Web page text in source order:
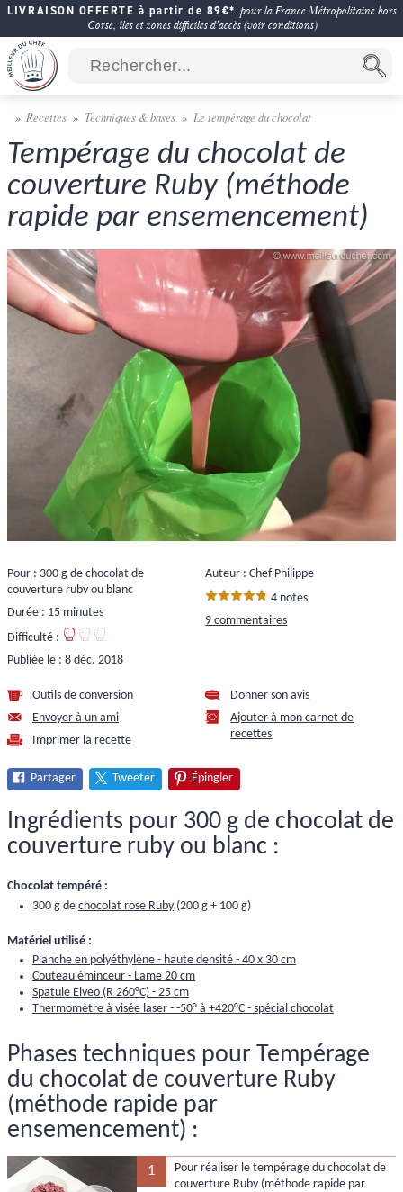
LIVRAISON OFFERTE à partir de 89€* pour la France Métropolitaine hors
Corse, îles et zones difficiles d'accès (voir conditions)
Recettes Techniques & bases Le tempérage du chocolat
Tempérage du chocolat de
couverture Ruby (méthode
rapide par ensemencement)
Pour : 300 g de chocolat de
couverture ruby ou blanc
Durée : 15 minutes
Difficulté :
Publiée le : 8 déc. 2018
Auteur : Chef Philippe
4 notes
9 commentaires
Outils de conversion
Envoyer à un ami
Imprimer la recette
Donner son avis
Ajouter à mon carnet de
recettes
Partager Tweeter Épingler
Ingrédients pour 300 g de chocolat de
couverture ruby ou blanc :
Chocolat tempéré :
300 g de chocolat rose Ruby (200 g + 100 g)
Matériel utilisé :
Planche en polyéthylène - haute densité - 40 x 30 cm
Couteau éminceur - Lame 20 cm
Spatule Elveo (R 260°C) - 25 cm
Thermomètre à visée laser - -50° à +420°C - spécial chocolat
Phases techniques pour Tempérage
du chocolat de couverture Ruby
(méthode rapide par
ensemencement) :
1
Pour réaliser le tempérage du chocolat de
couverture Ruby (méthode rapide par